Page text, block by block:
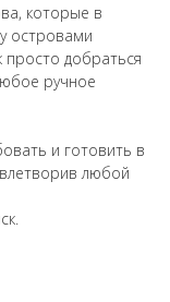
которые в
островами
просто добраться
ручное
и готовить в
любой